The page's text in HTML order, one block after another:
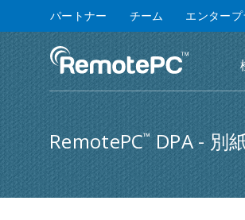
パートナー チーム エンター
RemotePC™DPA - 別